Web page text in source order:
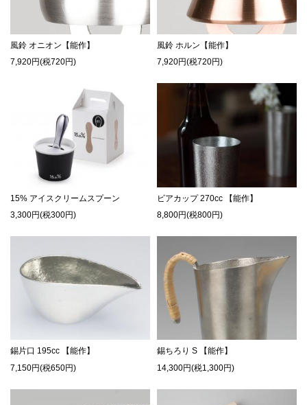
風鈴 オニオン【能作】
7,920円(税720円)
風鈴 ホルン【能作】
7,920円(税720円)
15% アイスクリームスプーン
3,300円(税300円)
ビアカップ 270cc 【能作】
8,800円(税800円)
錫片口 195cc 【能作】
7,150円(税650円)
錫ちろり S 【能作】
14,300円(税1,300円)